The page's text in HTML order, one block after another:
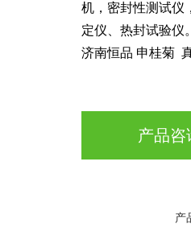
机，密封性测试仪
定仪、热封试验仪
济南恒品 申桂菊
产品咨
产